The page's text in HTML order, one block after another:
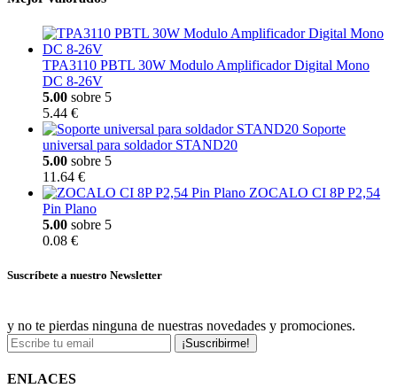
TPA3110 PBTL 30W Modulo Amplificador Digital Mono
DC 8-26V
5.00 sobre 5
5.44 €
Soporte
universal para soldador STAND20
5.00 sobre 5
11.64 €
ZOCALO CI 8P P2,54
Pin Plano
5.00 sobre 5
0.08 €
Suscríbete a nuestro Newsletter
y no te pierdas ninguna de nuestras novedades y promociones.
¡Suscribirme!
ENLACES